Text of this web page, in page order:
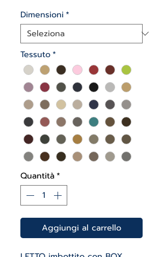
Dimensioni *
Tessuto*
Quantità*
Aggiungi al carrello